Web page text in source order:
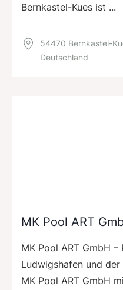
Bernkastel-Kues ist ...
54470 Bernkastel-
Deutschland
MK Pool ART
MK Pool ART GmbH
Ludwigshafen und
MK Pool ART GmbH